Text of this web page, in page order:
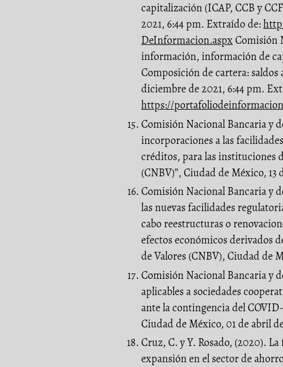
capitalización (ICAP, CCB y
2021, 6:44 pm. Extraído de:
DeInformacion.aspxComisión
información, información de
Composición de cartera: saldos
diciembre de 2021, 6:44 pm.
https://
Comisión Nacional Bancaria y
incorporaciones a las
créditos, para las instituciones
(CNBV)”, Ciudad de México,
Comisión Nacional Bancaria y
las nuevas facilidades
cabo reestructuras o
efectos económicos derivados
de Valores (CNBV), Ciudad de
Comisión Nacional Bancaria y
aplicables a sociedades
ante la contingencia del
Ciudad de México, 01 de abril
Cruz, C. y Y. Rosado, (2020).
expansión en el sector de